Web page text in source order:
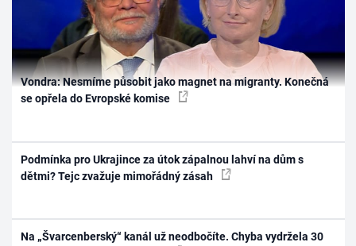
Vondra: Nesmíme působit jako magnet na migranty. Konečná
se opřela do Evropské komise
Podmínka pro Ukrajince za útok zápalnou lahví na dům s
dětmi? Tejc zvažuje mimořádný zásah
Na „Švarcenberský“ kanál už neodbočíte. Chyba vydržela 30